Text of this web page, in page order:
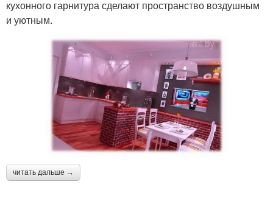
кухонного гарнитура сделают пространство воздушным
и уютным.
читать дальше →